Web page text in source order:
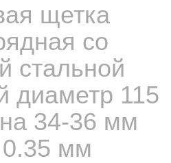
щетка
со
стальной
диаметр 115
34-36 мм
0.35 мм